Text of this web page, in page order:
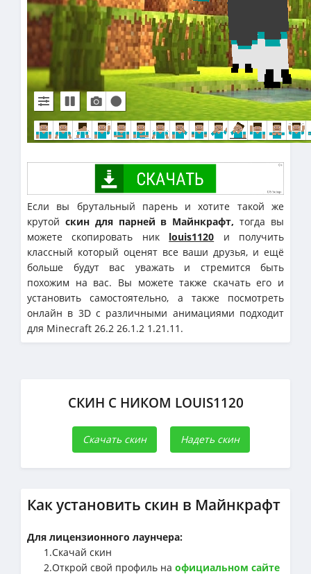
Если вы брутальный парень и хотите такой же
крутой скин для парней в Майнкрафт,тогда вы
можете скопировать ник louis1120 и получить
классный который оценят все ваши друзья, и ещё
больше будут вас уважать и стремится быть
похожим на вас. Вы можете также скачать его и
установить самостоятельно, а также посмотреть
онлайн в 3D с различными анимациями подходит
для Minecraft 26.2 26.1.2 1.21.11.
СКИН С НИКОМ LOUIS1120
Скачать скин Надеть скин
Как установить скин в Майнкрафт
Для лицензионного лаунчера:
1.Cкачай скин
2.Открой свой профиль на официальном сайте